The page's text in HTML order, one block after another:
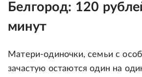
Белгород: 120
минут
Матери-одиночки, семьи с
зачастую остаются один на